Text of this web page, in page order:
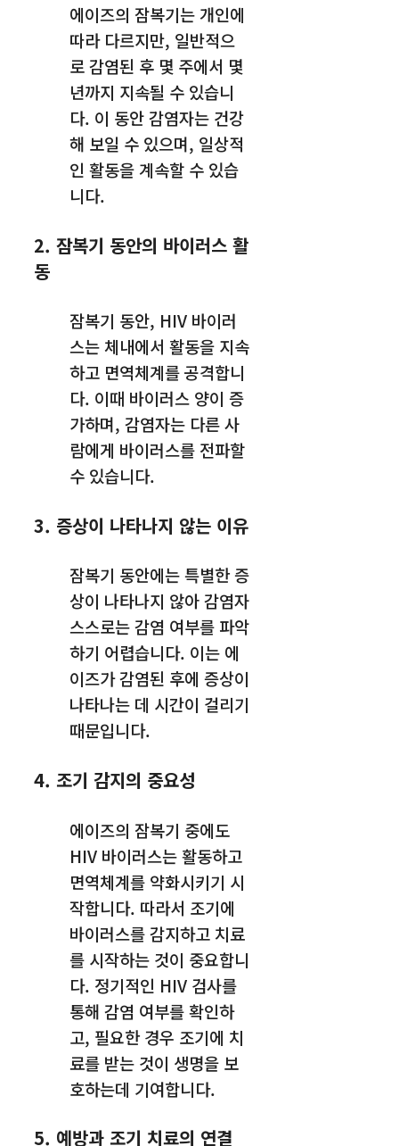
에이즈의 잠복기는 개인에
따라 다르지만, 일반적으
로 감염된 후 몇 주에서 몇
년까지 지속될 수 있습니
다. 이 동안 감염자는 건강
해 보일 수 있으며, 일상적
인 활동을 계속할 수 있습
니다.
2. 잠복기 동안의 바이러스 활
동
잠복기 동안, HIV 바이러
스는 체내에서 활동을 지속
하고 면역체계를 공격합니
다. 이때 바이러스 양이 증
가하며, 감염자는 다른 사
람에게 바이러스를 전파할
수 있습니다.
3. 증상이 나타나지 않는 이유
잠복기 동안에는 특별한 증
상이 나타나지 않아 감염자
스스로는 감염 여부를 파악
하기 어렵습니다. 이는 에
이즈가 감염된 후에 증상이
나타나는 데 시간이 걸리기
때문입니다.
4. 조기 감지의 중요성
에이즈의 잠복기 중에도
HIV 바이러스는 활동하고
면역체계를 약화시키기 시
작합니다. 따라서 조기에
바이러스를 감지하고 치료
를 시작하는 것이 중요합니
다. 정기적인 HIV 검사를
통해 감염 여부를 확인하
고, 필요한 경우 조기에 치
료를 받는 것이 생명을 보
호하는데 기여합니다.
5. 예방과 조기 치료의 연결